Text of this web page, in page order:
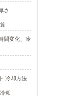
さ
間変化、冷
冷却方法
却